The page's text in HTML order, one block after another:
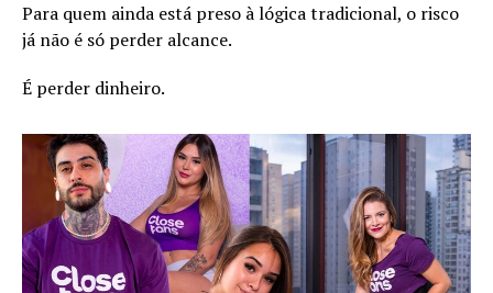
Para quem ainda está preso à lógica tradicional, o risco
já não é só perder alcance.
É perder dinheiro.